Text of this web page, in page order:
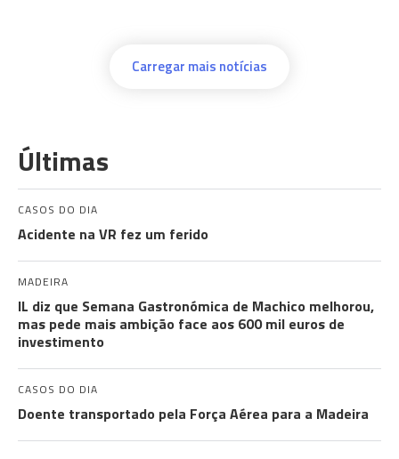
Carregar mais notícias
Últimas
CASOS DO DIA
Acidente na VR fez um ferido
MADEIRA
IL diz que Semana Gastronómica de Machico melhorou,
mas pede mais ambição face aos 600 mil euros de
investimento
CASOS DO DIA
Doente transportado pela Força Aérea para a Madeira